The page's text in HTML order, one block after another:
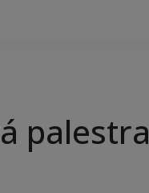
palestra